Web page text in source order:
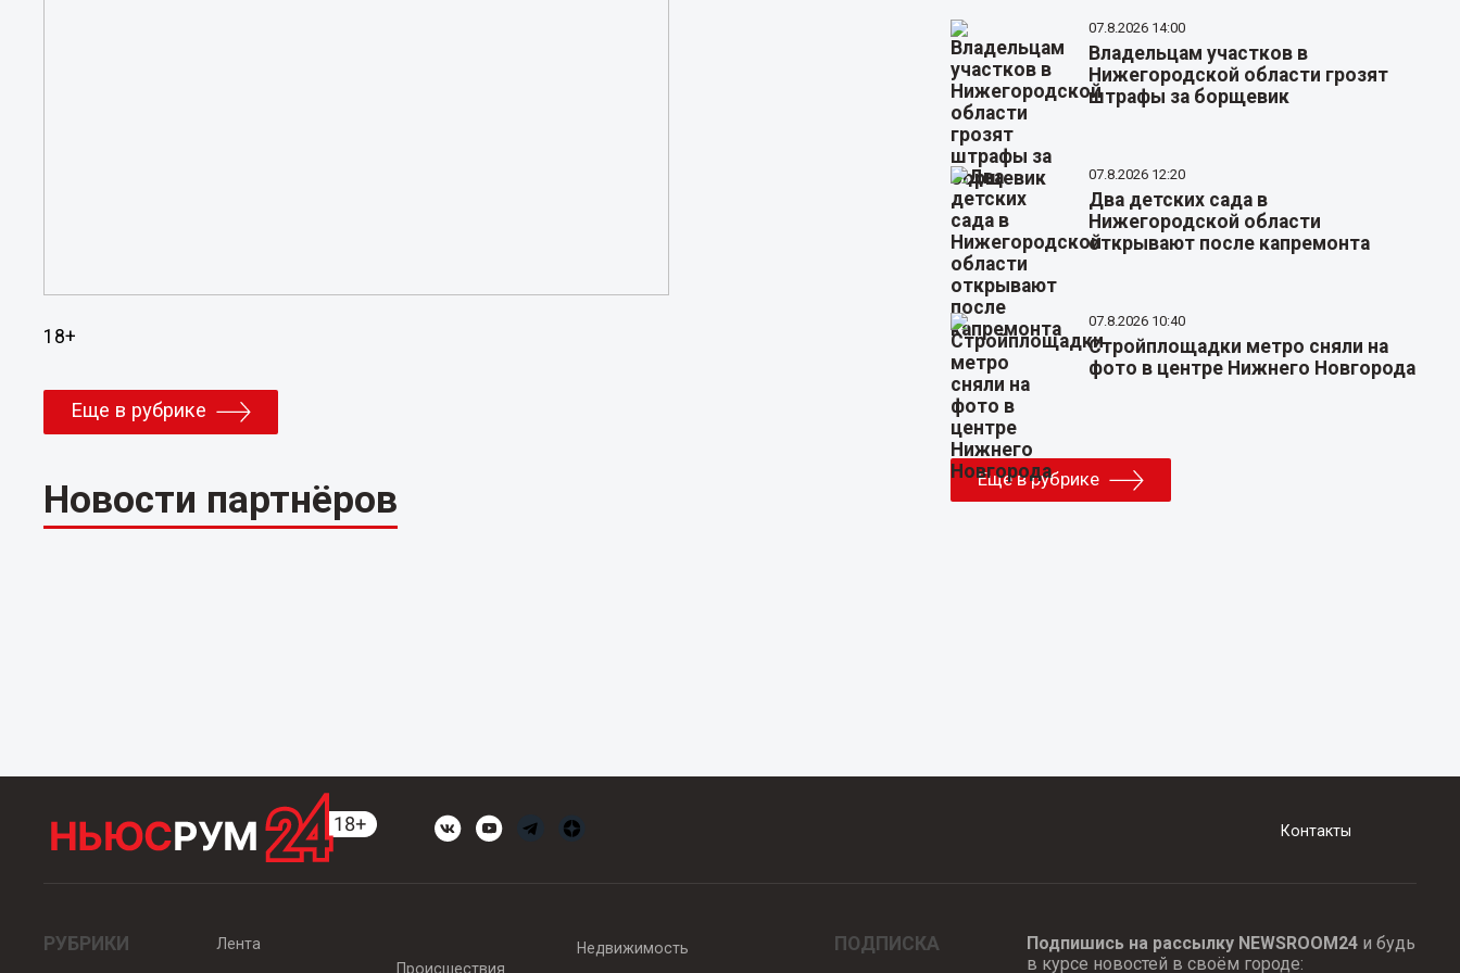
18+
Еще в рубрике
Новости партнёров
07.8.2026 14:00
Владельцам участков в
Нижегородской области грозят
штрафы за борщевик
07.8.2026 12:20
Два детских сада в
Нижегородской области
открывают после капремонта
07.8.2026 10:40
Стройплощадки метро сняли на
фото в центре Нижнего Новгорода
Еще в рубрике
Контакты
РУБРИКИ
Лента
Происшествия
Недвижимость ПОДПИСКА Подпишись на рассылку NEWSROOM24и будь
в курсе новостей в своём городе: